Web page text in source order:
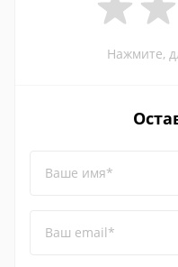
Нажмите,
Ваше имя*
Ваш email*